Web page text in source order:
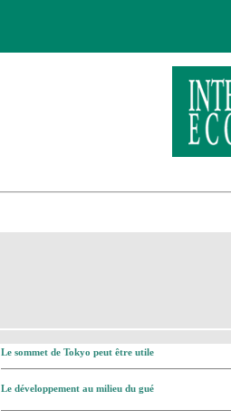
Le sommet de Tokyo peut être utile
Le développement au milieu du gué